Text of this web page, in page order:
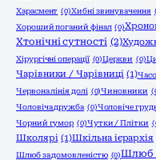
Харасмент (0)Хибні звинувачення
Хороший поганий фінал (0)
Хтонічні сутності (2)
Хірургічні операції (0)Церкви (0)
Чарівники / Чарівниці (1)
Червона лінія долі (0)Чиновники
Чоловіча дружба (0)Чоловіче
Чорний гумор (0)Чутки / Плітки
Школярі (1)Шкільна ієрархія
Шлюб за домовленістю (0)Шлюб